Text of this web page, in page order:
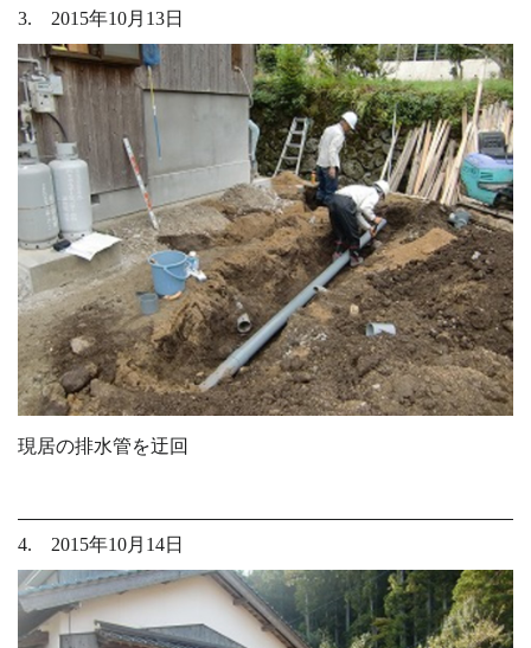
3. 2015年10月13日
現居の排水管を迂回
4. 2015年10月14日